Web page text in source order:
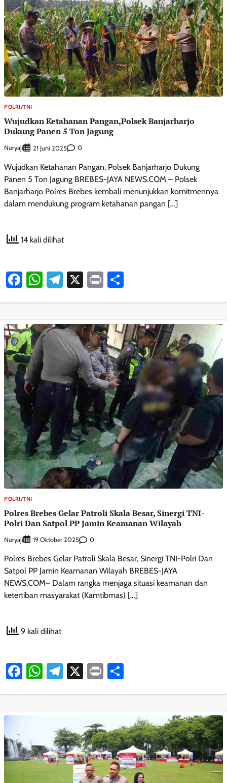
POLRI/TNI
Wujudkan Ketahanan Pangan,Polsek Banjarharjo
Dukung Panen 5 Ton Jagung
Nuryaji 21 Juni 2025 0
Wujudkan Ketahanan Pangan, Polsek Banjarharjo Dukung
Panen 5 Ton Jagung BREBES-JAYA NEWS.COM – Polsek
Banjarharjo Polres Brebes kembali menunjukkan komitmennya
dalam mendukung program ketahanan pangan […]
14 kali dilihat
Facebook
WhatsApp
Telegram
X Print
POLRI/TNI
Polres Brebes Gelar Patroli Skala Besar, Sinergi TNI-
Polri Dan Satpol PP Jamin Keamanan Wilayah
Nuryaji 19 Oktober 2025 0
Polres Brebes Gelar Patroli Skala Besar, Sinergi TNI-Polri Dan
Satpol PP Jamin Keamanan Wilayah BREBES-JAYA
NEWS.COM– Dalam rangka menjaga situasi keamanan dan
ketertiban masyarakat (Kamtibmas) […]
9 kali dilihat
Facebook
WhatsApp
Telegram
X Print